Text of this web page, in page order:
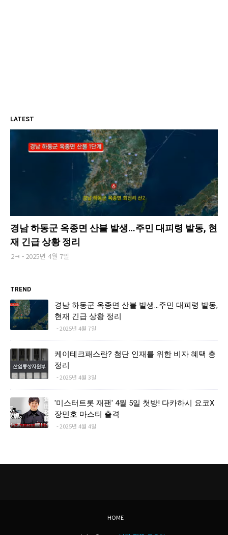
LATEST
경남 하동군 옥종면 산불 발생…주민 대피령 발동, 현
재 긴급 상황 정리
2ㅋ 2025년 4월 7일
TREND
경남 하동군 옥종면 산불 발생…주민 대피령 발동,
현재 긴급 상황 정리
2025년 4월 7일
케이테크패스란? 첨단 인재를 위한 비자 혜택 총
정리
2025년 4월 3일
'미스터트롯 재팬' 4월 5일 첫방! 다카하시 요코X
장민호 마스터 출격
2025년 4월 4일
HOME